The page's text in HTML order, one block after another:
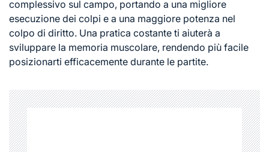
complessivo sul campo, portando a una migliore
esecuzione dei colpi e a una maggiore potenza nel
colpo di diritto. Una pratica costante ti aiuterà a
sviluppare la memoria muscolare, rendendo più facile
posizionarti efficacemente durante le partite.